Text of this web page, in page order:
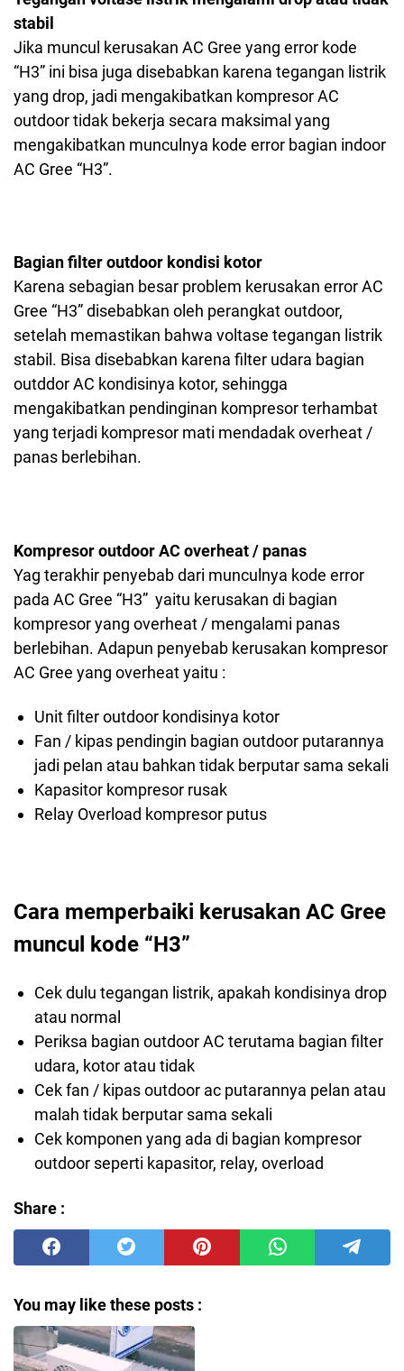
stabil
Jika muncul kerusakan AC Gree yang error kode
“H3” ini bisa juga disebabkan karena tegangan listrik
yang drop, jadi mengakibatkan kompresor AC
outdoor tidak bekerja secara maksimal yang
mengakibatkan munculnya kode error bagian indoor
AC Gree “H3”.
Bagian filter outdoor kondisi kotor
Karena sebagian besar problem kerusakan error AC
Gree “H3” disebabkan oleh perangkat outdoor,
setelah memastikan bahwa voltase tegangan listrik
stabil. Bisa disebabkan karena filter udara bagian
outddor AC kondisinya kotor, sehingga
mengakibatkan pendinginan kompresor terhambat
yang terjadi kompresor mati mendadak overheat /
panas berlebihan.
Kompresor outdoor AC overheat / panas
Yag terakhir penyebab dari munculnya kode error
pada AC Gree “H3” yaitu kerusakan di bagian
kompresor yang overheat / mengalami panas
berlebihan. Adapun penyebab kerusakan kompresor
AC Gree yang overheat yaitu :
Unit filter outdoor kondisinya kotor
Fan / kipas pendingin bagian outdoor putarannya
jadi pelan atau bahkan tidak berputar sama sekali
Kapasitor kompresor rusak
Relay Overload kompresor putus
Cara memperbaiki kerusakan AC Gree
muncul kode “H3”
Cek dulu tegangan listrik, apakah kondisinya drop
atau normal
Periksa bagian outdoor AC terutama bagian filter
udara, kotor atau tidak
Cek fan / kipas outdoor ac putarannya pelan atau
malah tidak berputar sama sekali
Cek komponen yang ada di bagian kompresor
outdoor seperti kapasitor, relay, overload
Share :
You may like these posts :